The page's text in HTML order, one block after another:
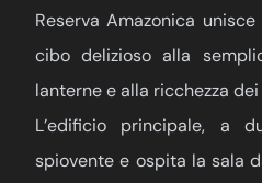
Reserva Amazonica
cibo delizioso alla
lanterne e alla ricchezza
L’edificio principale, a
spiovente e ospita la sala